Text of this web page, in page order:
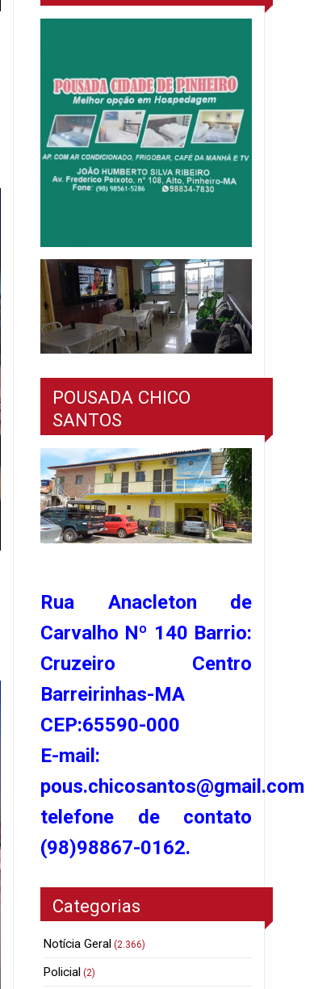
POUSADA CHICO
SANTOS
Rua Anacleton de
Carvalho Nº 140 Barrio:
Cruzeiro Centro
Barreirinhas-MA
CEP:65590-000
E-mail:
pous.chicosantos@gmail.com
telefone de contato
(98)98867-0162.
Categorias
Notícia Geral (2.366)
Policial (2)